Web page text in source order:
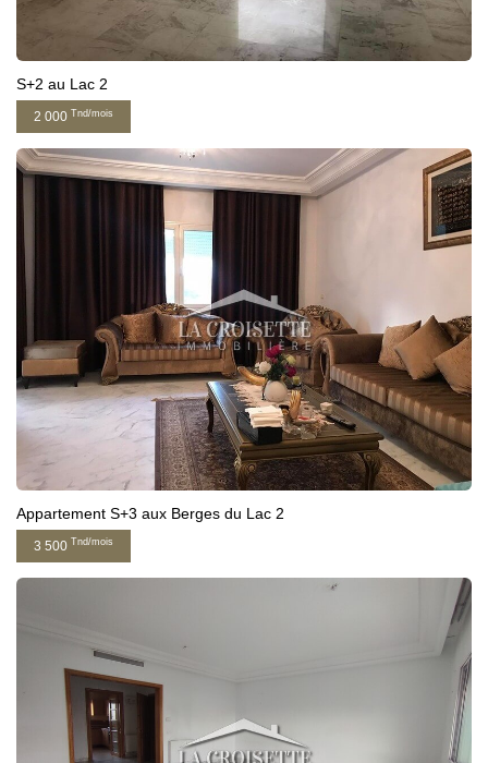
S+2 au Lac 2
2 000 Tnd/mois
Appartement S+3 aux Berges du Lac 2
3 500 Tnd/mois